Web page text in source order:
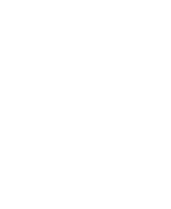
機器販売店・
にご登録され
ない年数を意
通知します。
取り引きをい
ムロン制御